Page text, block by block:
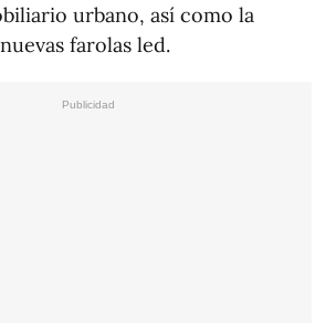
urbano, así como la
farolas led.